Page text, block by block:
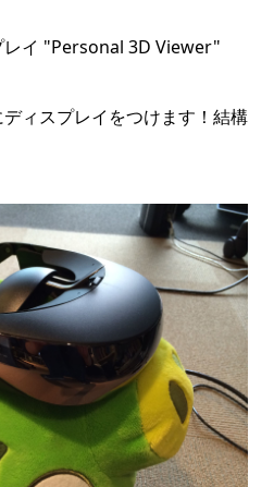
レイ "Personal 3D Viewer"
ィスプレイをつけます！結構